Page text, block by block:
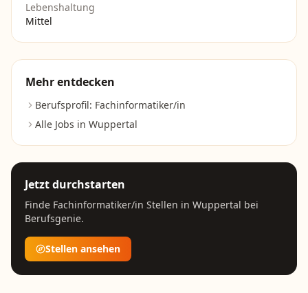
Lebenshaltung
Mittel
Mehr entdecken
Berufsprofil: Fachinformatiker/in
Alle Jobs in Wuppertal
Jetzt durchstarten
Finde Fachinformatiker/in Stellen in Wuppertal bei
Berufsgenie.
Stellen ansehen